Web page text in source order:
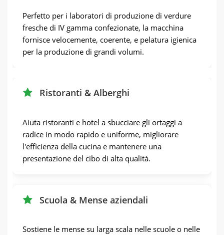
Perfetto per i laboratori di produzione di verdure
fresche di IV gamma confezionate, la macchina
fornisce velocemente, coerente, e pelatura igienica
per la produzione di grandi volumi.
Ristoranti & Alberghi
Aiuta ristoranti e hotel a sbucciare gli ortaggi a
radice in modo rapido e uniforme, migliorare
l'efficienza della cucina e mantenere una
presentazione del cibo di alta qualità.
Scuola & Mense aziendali
Sostiene le mense su larga scala nelle scuole o nelle